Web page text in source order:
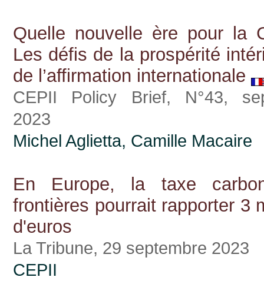
Quelle nouvelle ère pour la
Les défis de la prospérité
de l’affirmation internationale
CEPII Policy Brief, N°43,
2023
Michel Aglietta, Camille Macaire
En Europe, la taxe
frontières pourrait rapporter 3
d'euros
La Tribune, 29 septembre 2023
CEPII